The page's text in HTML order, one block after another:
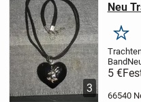
3
Band
5 €
66540